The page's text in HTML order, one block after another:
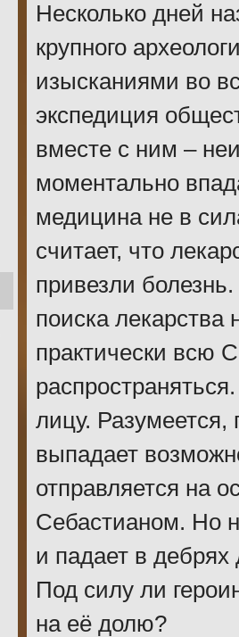
Несколько дней
крупного
изысканиями во
экспедиция
вместе с ним –
моментально
медицина не в
считает, что
привезли
поиска лекарства
практически всю
лицу. Разумеется,
выпадает
отправляется на
Себастианом. Но
и падает в дебрях
Под силу ли
на её долю?